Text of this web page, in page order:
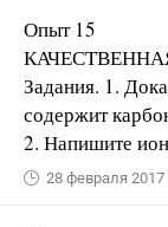
Опыт 15
Задания. 1.
содержит
2. Напишите
28 февраля 2017